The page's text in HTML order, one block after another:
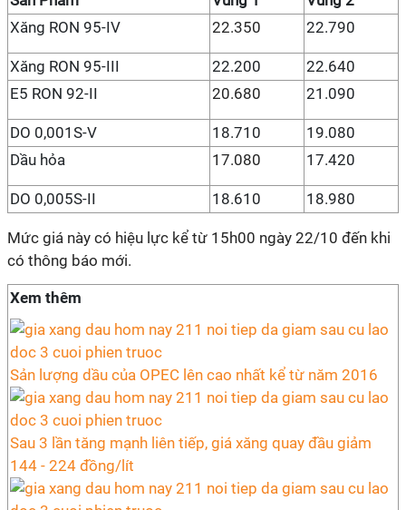
Xăng RON 95-IV
22.350 22.790
Xăng RON 95-III 22.200
22.640
E5 RON 92-II
20.680 21.090
DO 0,001S-V 18.710
19.080
Dầu hỏa
17.080 17.420
DO 0,005S-II 18.610 18.980
Mức giá này có hiệu lực kể từ 15h00 ngày 22/10 đến khi
có thông báo mới.
Xem thêm
Sản lượng dầu của OPEC lên cao nhất kể từ năm 2016
Sau 3 lần tăng mạnh liên tiếp, giá xăng quay đầu giảm
144 - 224 đồng/lít